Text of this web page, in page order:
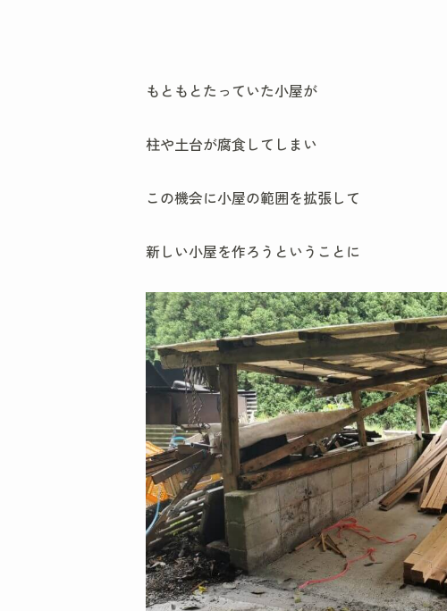
もともとたっていた小屋が
柱や土台が腐食してしまい
この機会に小屋の範囲を拡張して
新しい小屋を作ろうということに